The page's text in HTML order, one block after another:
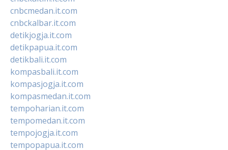
cnbcmedan.it.com
cnbckalbar.it.com
detikjogja.it.com
detikpapua.it.com
detikbali.it.com
kompasbali.it.com
kompasjogja.it.com
kompasmedan.it.com
tempoharian.it.com
tempomedan.it.com
tempojogja.it.com
tempopapua.it.com